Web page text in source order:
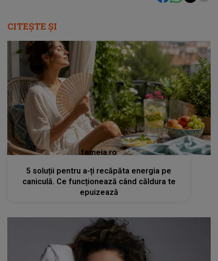
CITEȘTE ȘI
femeia.ro
5 soluții pentru a-ți recăpăta energia pe
caniculă. Ce funcționează când căldura te
epuizează